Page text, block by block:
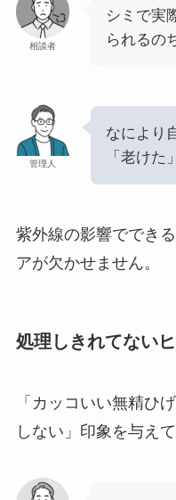
相談者
シミで実
られるの
管理人
なにより
「老けた
紫外線の影響ででき
アが欠かせません。
処理しきれてない
「カッコいい無精ひ
しない」印象を与えて